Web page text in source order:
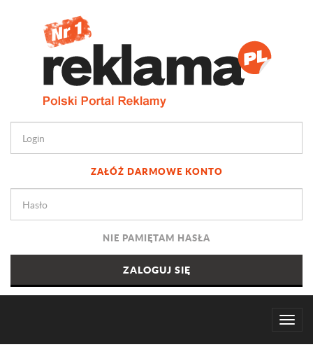
ZAŁÓŻ DARMOWE KONTO
NIE PAMIĘTAM HASŁA